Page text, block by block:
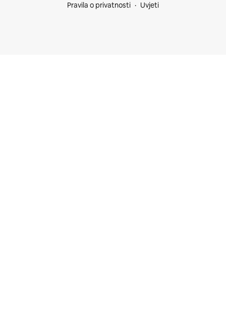
Pravila o privatnosti
Uvjeti